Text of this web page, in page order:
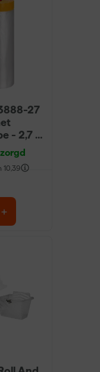
27
- 2,7 x
10,39